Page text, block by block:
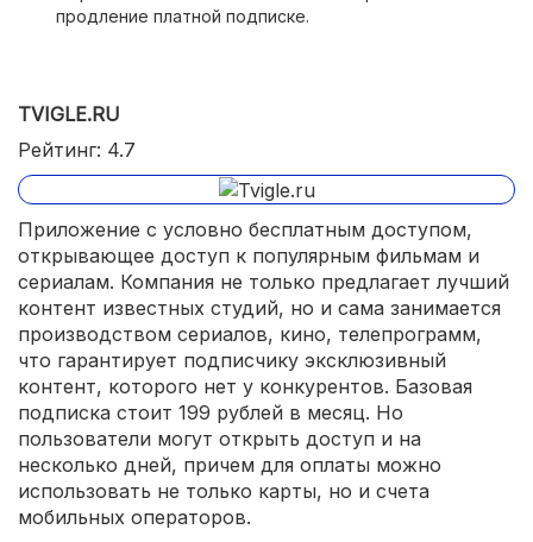
удобный плеер для просмотра с возможностью
варианта дубляжа;
полная интеграция с сервисами Яндекс;
отсутствие рекламы в платной подписке;
адаптивный интерфейс.
продление платной подписке.
TVIGLE.RU
Рейтинг: 4.7
Приложение с условно бесплатным доступом,
открывающее доступ к популярным фильмам и
сериалам. Компания не только предлагает лучший
контент известных студий, но и сама занимается
производством сериалов, кино, телепрограмм,
что гарантирует подписчику эксклюзивный
контент, которого нет у конкурентов. Базовая
подписка стоит 199 рублей в месяц. Но
пользователи могут открыть доступ и на
несколько дней, причем для оплаты можно
использовать не только карты, но и счета
мобильных операторов.